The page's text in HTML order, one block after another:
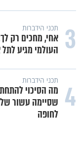
3 תכני הידברות
אחי, מחכים רק
העולמי מגיע לתל
4 תכני הידברות
שסיימה עשור של
לחופה
באיזה אופן ומתי מותר